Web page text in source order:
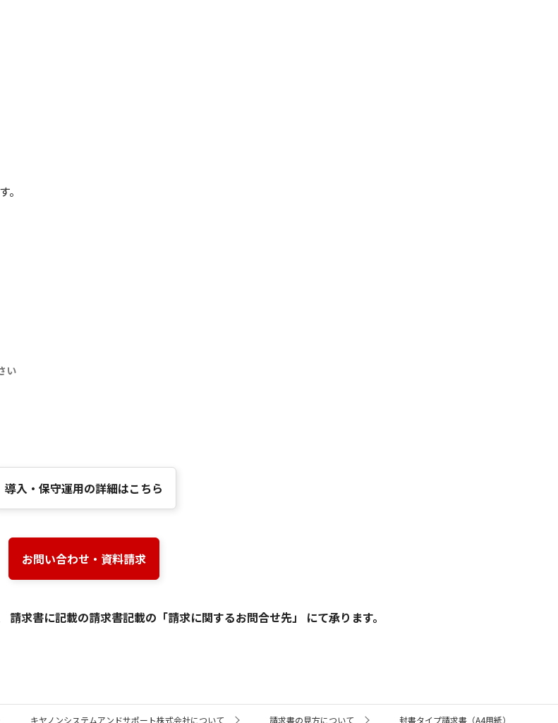
い
導入・保守運用の詳細はこちら
お問い合わせ・資料請求
求書に記載の請求書記載の「請求に関するお問合せ先」 にて承ります。
キヤノンシステムアンドサポート株式会社について 請求書の見方について 封書タイプ請求書（A4用紙）